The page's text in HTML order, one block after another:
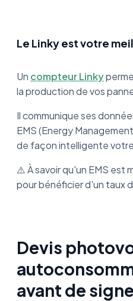
Le Linky est votre
Un compteur Linky
la production de vos
Il communique ses
EMS (Energy
de façon intelligente
⚠️ À savoir qu'un EMS est
pour bénéficier d'un taux
Devis
avant de